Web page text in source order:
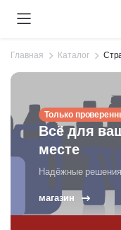
Главная Каталог
Только
Всё для
месте
Надёжные
магазин